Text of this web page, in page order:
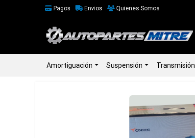
Pagos Envios Quienes Somos
Amortiguación Suspensión Transmisión